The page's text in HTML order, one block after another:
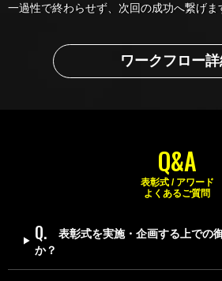
一過性で終わらせず、次回の成功へ繋げま
ワークフロー詳
表彰式 / アワード
よくあるご質問
Q&A
表彰式を実施・企画する上での
か？